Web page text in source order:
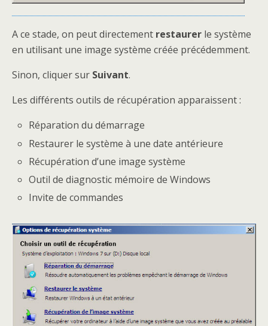
A ce stade, on peut directement restaurer le système
en utilisant une image système créée précédemment.
Sinon, cliquer sur Suivant.
Les différents outils de récupération apparaissent :
Réparation du démarrage
Restaurer le système à une date antérieure
Récupération d’une image système
Outil de diagnostic mémoire de Windows
Invite de commandes